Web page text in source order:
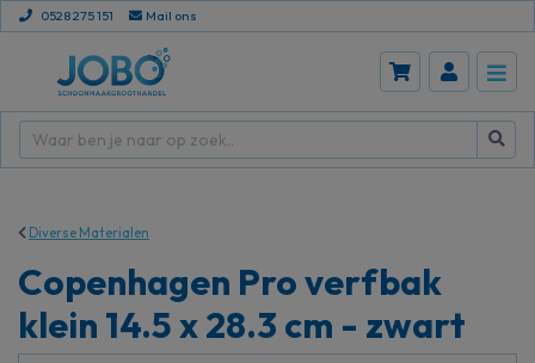
0528 275 151 Mail ons
Diverse Materialen
Copenhagen Pro verfbak
klein 14.5 x 28.3 cm - zwart